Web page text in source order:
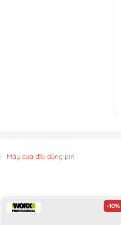
| Máy cưa đĩa dùng pin
-10%